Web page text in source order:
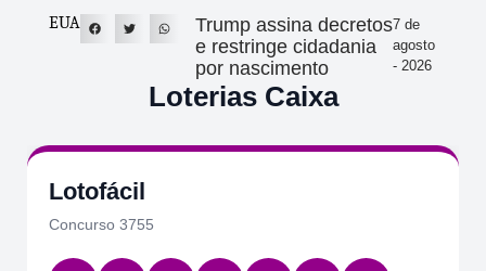
EUA
Trump assina decretos
e restringe cidadania
por nascimento
7 de
agosto
- 2026
Loterias Caixa
Lotofácil
Concurso 3755